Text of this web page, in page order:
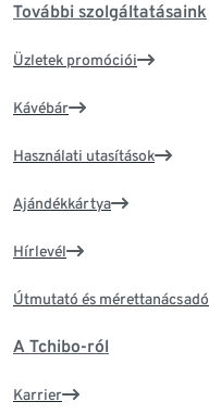
További szolgáltatásaink
Üzletek promóciói
Kávébár
Használati utasítások
Ajándékkártya
Hírlevél
Útmutató és mérettanácsadó
A Tchibo-ról
Karrier